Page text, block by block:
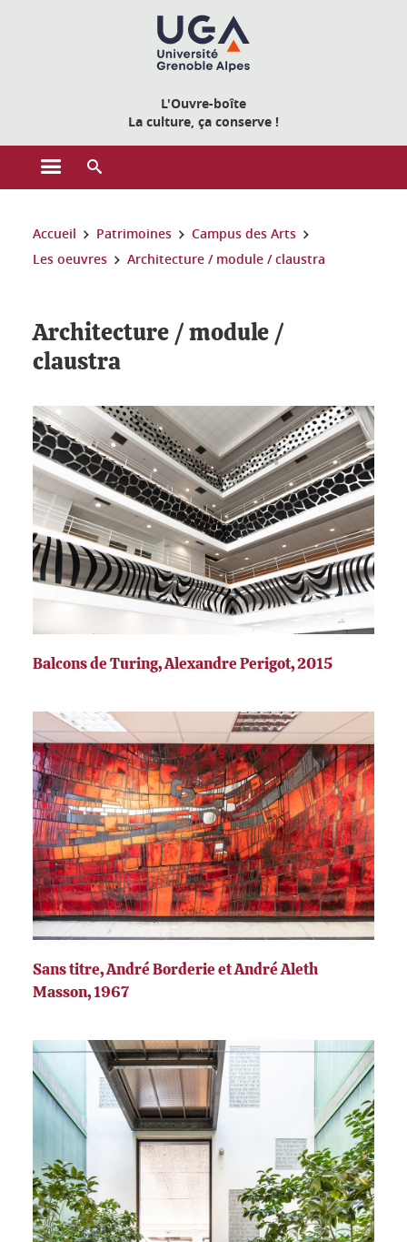
L'Ouvre-boîte
La culture, ça conserve !
Ouvrir le menu principal
Vous êtes ici :
Accueil Patrimoines
Campus des Arts
Les oeuvres
Architecture / module / claustra
Architecture / module /
claustra
Balcons de Turing, Alexandre Perigot, 2015
Sans titre, André Borderie et André Aleth
Masson, 1967